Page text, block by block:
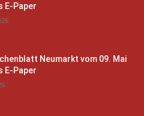
E-Paper
Neumarkt vom 09. Mai
E-Paper